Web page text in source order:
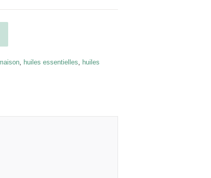
, huiles essentielles, huiles